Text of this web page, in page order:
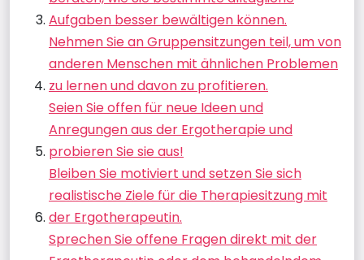
Aufgaben besser bewältigen können.
Nehmen Sie an Gruppensitzungen teil, um von
anderen Menschen mit ähnlichen Problemen
zu lernen und davon zu profitieren.
Seien Sie offen für neue Ideen und
Anregungen aus der Ergotherapie und
probieren Sie sie aus!
Bleiben Sie motiviert und setzen Sie sich
realistische Ziele für die Therapiesitzung mit
der Ergotherapeutin.
Sprechen Sie offene Fragen direkt mit der